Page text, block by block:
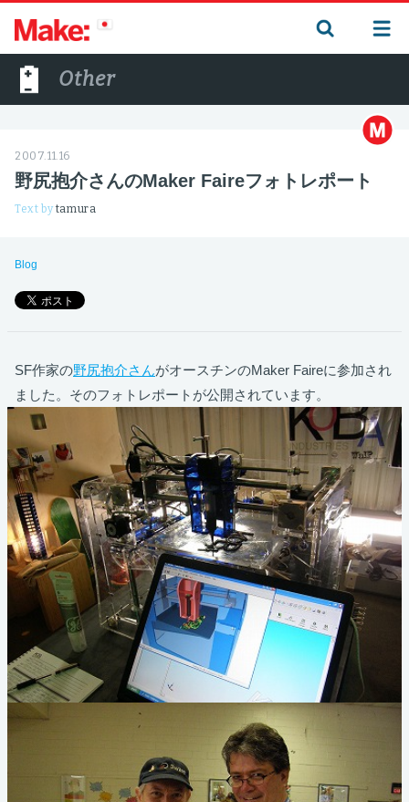
Other
2007.11.16
野尻抱介さんのMaker Faireフォトレポート
Text bytamura
Blog
SF作家の野尻抱介さんがオースチンのMaker Faireに参加され
ました。そのフォトレポートが公開されています。